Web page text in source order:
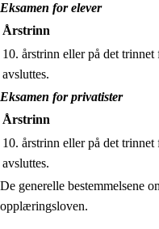
Eksamen for elever
Årstrinn
10. årstrinn eller på det trinnet
avsluttes.
Eksamen for privatister
Årstrinn
10. årstrinn eller på det trinnet
avsluttes.
De generelle bestemmelsene
opplæringsloven.